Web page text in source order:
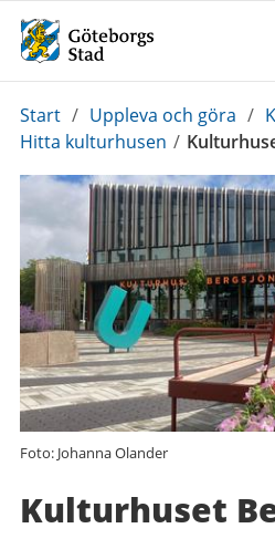
Du
är
Start / Uppleva och göra /
Hitta kulturhusen /
Foto: Johanna Olander
Kulturhuset